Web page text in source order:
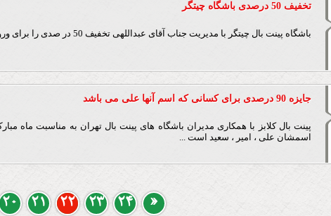
تخفیف 50 درصدی باشگاه چیتگر
باشگاه پینت بال چیتگر با مدیریت جناب آقای عبداللهی تخفیف 50 در صدی را برای ورودی این باشگاه در نظر گرفته اند.
جایزه 90 درصدی برای کسانی که اسم آنها علی می باشد
پینت بال کلابز با همکاری مدیران باشگاه های پینت بال تهران به مناسبت ماه
اسمشان علی ، امیر ، سعید است ...
20 21 22 23 24 »